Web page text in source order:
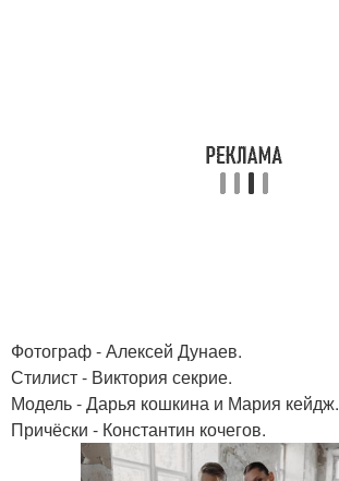
Фотограф - Алексей Дунаев.
Стилист - Виктория секрие.
Модель - Дарья кошкина и Мария кейдж.
Причёски - Константин кочегов.